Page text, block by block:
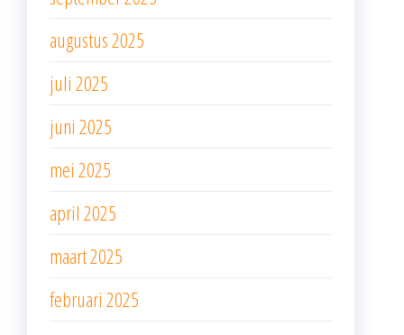
augustus 2025
juli 2025
juni 2025
mei 2025
april 2025
maart 2025
februari 2025